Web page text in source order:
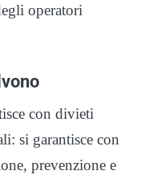
operatori
con divieti
si garantisce con
prevenzione e